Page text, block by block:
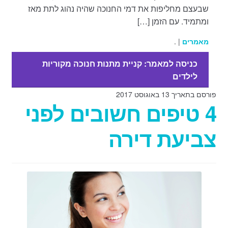
שבעצם מחליפות את דמי החנוכה שהיה נהוג לתת מאז
ומתמיד. עם הזמן […]
מאמרים | .
כניסה למאמר: קניית מתנות חנוכה מקוריות
לילדים
פורסם בתאריך 13 באוגוסט 2017
4 טיפים חשובים לפני
צביעת דירה